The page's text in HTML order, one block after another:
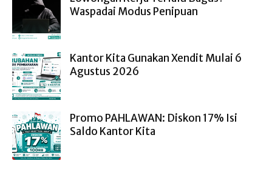
Waspadai Modus Penipuan
Kantor Kita Gunakan Xendit Mulai 6
Agustus 2026
Promo PAHLAWAN: Diskon 17% Isi
Saldo Kantor Kita